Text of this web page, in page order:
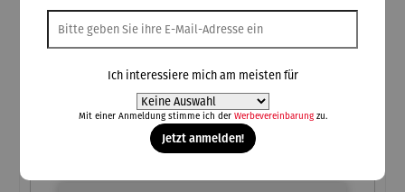
Kostenlose Personalisierung
Bitte auf korrekte Schreibweise achten
(Pflichtfeld)
Ich interessiere mich am meisten für
Mit einer Anmeldung stimme ich der Werbevereinbarungzu.
Jetzt anmelden!